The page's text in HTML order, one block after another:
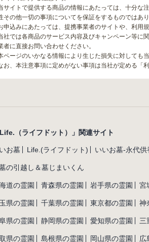
サイトで提供する商品の情報にあたっては、十分な
その他一切の事項についてを保証をするものではあり
申込みにあたっては、提携事業者のサイトや、利用
社では各商品のサービス内容及びキャンペーン等に
者に直接お問い合わせください。
ページのいかなる情報により生じた損失に対しても
お、本注意事項に定めがない事項は当社が定める「
Life.（ライフドット）」関連サイト
お墓 Life.(ライフドット) いいお墓-永代供
の引越し＆墓じまいくん
道の霊園 青森県の霊園 岩手県の霊園 宮
県の霊園 千葉県の霊園 東京都の霊園 神
県の霊園 静岡県の霊園 愛知県の霊園 三
県の霊園 島根県の霊園 岡山県の霊園 広